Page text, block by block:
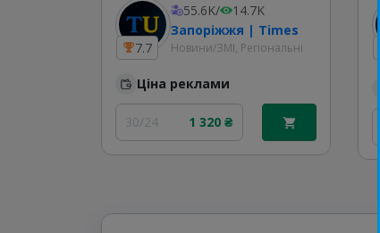
7.7
55.6K/
14.7K
Запоріжжя | Times
Новини/ЗМІ, Регіональні
Ціна реклами
30/24 1 320 ₴